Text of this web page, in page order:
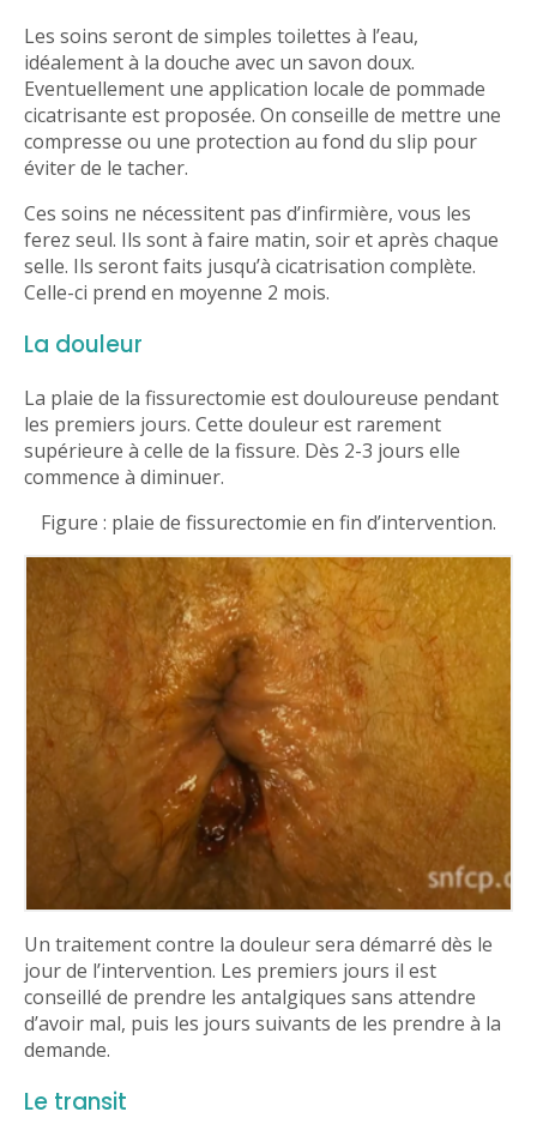
Les soins seront de simples toilettes à l’eau,
idéalement à la douche avec un savon doux.
Eventuellement une application locale de pommade
cicatrisante est proposée. On conseille de mettre une
compresse ou une protection au fond du slip pour
éviter de le tacher.
Ces soins ne nécessitent pas d’infirmière, vous les
ferez seul. Ils sont à faire matin, soir et après chaque
selle. Ils seront faits jusqu’à cicatrisation complète.
Celle-ci prend en moyenne 2 mois.
La douleur
La plaie de la fissurectomie est douloureuse pendant
les premiers jours. Cette douleur est rarement
supérieure à celle de la fissure. Dès 2-3 jours elle
commence à diminuer.
Figure : plaie de fissurectomie en fin d’intervention.
Un traitement contre la douleur sera démarré dès le
jour de l’intervention. Les premiers jours il est
conseillé de prendre les antalgiques sans attendre
d’avoir mal, puis les jours suivants de les prendre à la
demande.
Le transit